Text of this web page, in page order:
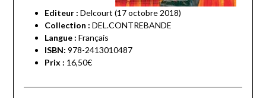
Editeur : Delcourt (17 octobre 2018)
Collection : DEL.CONTREBANDE
Langue : Français
ISBN: 978-2413010487
Prix : 16,50€